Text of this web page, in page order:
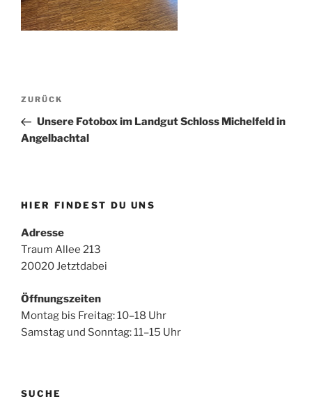
Beitragsnavigation
Vorheriger
Beitrag
ZURÜCK
Unsere Fotobox im Landgut Schloss Michelfeld in
Angelbachtal
HIER FINDEST DU UNS
Adresse
Traum Allee 213
20020 Jetztdabei
Öffnungszeiten
Montag bis Freitag: 10–18 Uhr
Samstag und Sonntag: 11–15 Uhr
SUCHE